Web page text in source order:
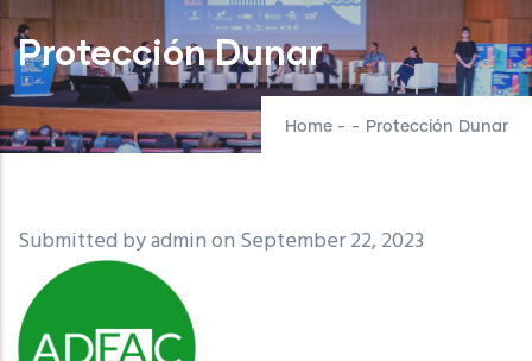
Protección Dunar
Home - - Protección Dunar
Submitted byadminon September 22, 2023